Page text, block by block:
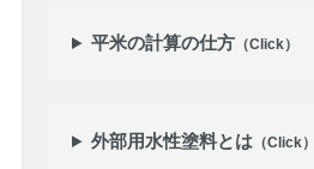
<道具付>12平米セット 外部
<道具付>50平米セット
平米の計算の仕方（Click）
外部用水性塗料とは（Click）